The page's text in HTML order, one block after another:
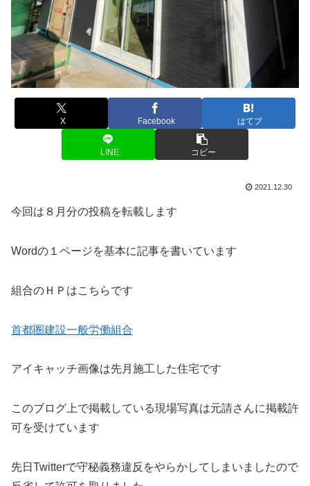
X Facebook はてブ
LINE コピー
2021.12.30
今回は８月分の投稿を転載します
Wordの１ページを基本に記事を書いています
組合のＨＰはこちらです
首都圏建設一般労働組合
アイキャッチ画像は先月施工した住宅です
このブログ上で掲載している現場写真は元請さんに掲載許
可を受けています
先日Twitterで守秘義務違反をやらかしてしまいましたので